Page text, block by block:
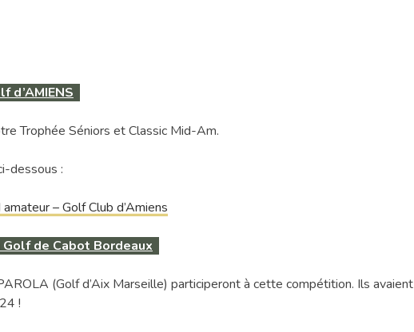
d’AMIENS
Trophée Séniors et Classic Mid-Am.
dessous :
– Golf Club d’Amiens
de Cabot Bordeaux
(Golf d’Aix Marseille) participeront à cette compétition. Ils avaient
!